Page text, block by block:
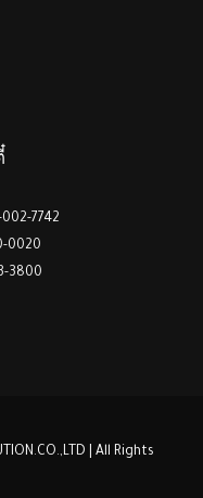
7742
0020
3800
| All Rights